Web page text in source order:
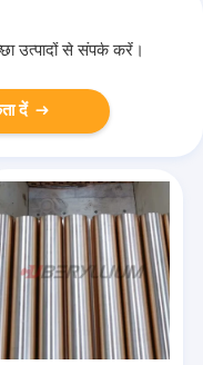
उत्पादों से संपर्क करें।
दें